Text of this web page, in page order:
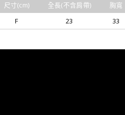
尺寸(cm) 全長(不含肩帶)
胸寬
F
23 33